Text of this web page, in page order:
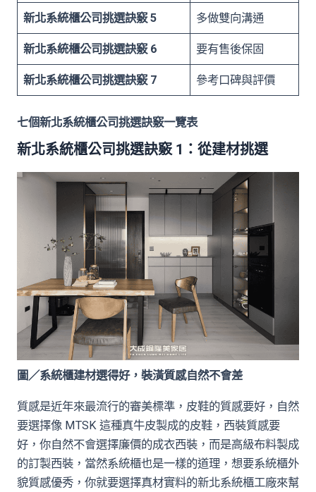
新北系統櫃公司挑選訣竅 5 多做雙向溝通
新北系統櫃公司挑選訣竅 6 要有售後保固
新北系統櫃公司挑選訣竅 7 參考口碑與評價
七個新北系統櫃公司挑選訣竅一覽表
新北系統櫃公司挑選訣竅 1：從建材挑選
圖／系統櫃建材選得好，裝潢質感自然不會差
質感是近年來最流行的審美標準，皮鞋的質感要好，自然
要選擇像 MTSK 這種真牛皮製成的皮鞋，西裝質感要
好，你自然不會選擇廉價的成衣西裝，而是高級布料製成
的訂製西裝，當然系統櫃也是一樣的道理，想要系統櫃外
貌質感優秀，你就要選擇真材實料的新北系統櫃工廠來幫